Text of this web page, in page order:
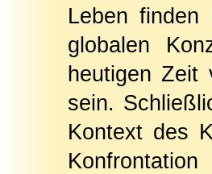
Leben
globalen
heutigen Zeit
sein.
Kontext des